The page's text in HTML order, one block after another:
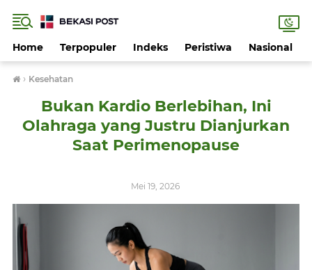
Home Terpopuler Indeks Peristiwa Nasional
› Kesehatan
Bukan Kardio Berlebihan, Ini
Olahraga yang Justru Dianjurkan
Saat Perimenopause
Mei 19, 2026